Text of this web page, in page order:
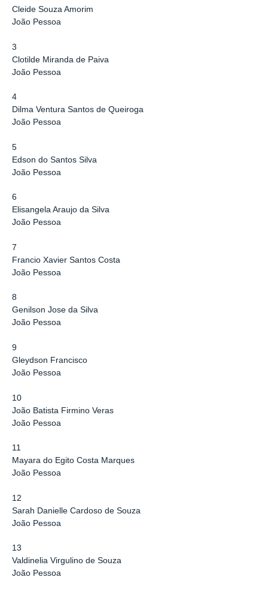
Cleide Souza Amorim
João Pessoa
3
Clotilde Miranda de Paiva
João Pessoa
4
Dilma Ventura Santos de Queiroga
João Pessoa
5
Edson do Santos Silva
João Pessoa
6
Elisangela Araujo da Silva
João Pessoa
7
Francio Xavier Santos Costa
João Pessoa
8
Genilson Jose da Silva
João Pessoa
9
Gleydson Francisco
João Pessoa
10
João Batista Firmino Veras
João Pessoa
11
Mayara do Egito Costa Marques
João Pessoa
12
Sarah Danielle Cardoso de Souza
João Pessoa
13
Valdinelia Virgulino de Souza
João Pessoa